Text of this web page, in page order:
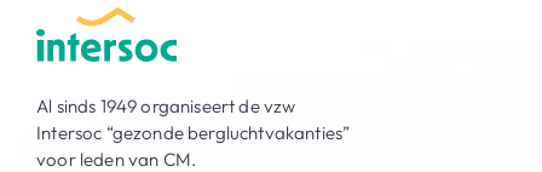
Al sinds 1949 organiseert de vzw
Intersoc “gezonde bergluchtvakanties”
voor leden van CM.